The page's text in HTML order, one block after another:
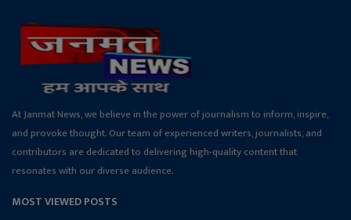
At Janmat News, we believe in the power of journalism to inform, inspire,
and provoke thought. Our team of experienced writers, journalists, and
contributors are dedicated to delivering high-quality content that
resonates with our diverse audience.
MOST VIEWED POSTS